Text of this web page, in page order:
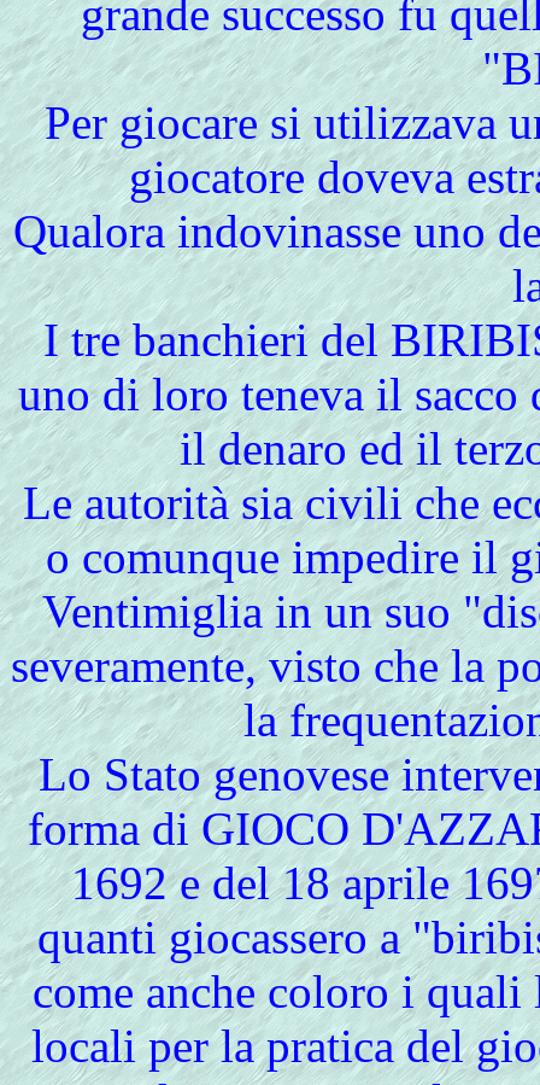
grande successo fu
Per giocare si utilizzava
giocatore doveva
Qualora indovinasse uno
I tre banchieri del
uno di loro teneva il
il denaro ed il
Le autorità sia civili che
o comunque impedire il
Ventimiglia in un suo
severamente, visto che la
la
Lo Stato genovese
forma di GIOCO
1692 e del 18 aprile
quanti giocassero a
come anche coloro i
locali per la pratica del